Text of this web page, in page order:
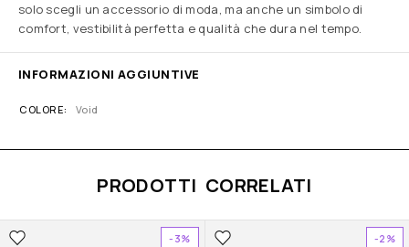
solo scegli un accessorio di moda, ma anche un simbolo di
comfort, vestibilità perfetta e qualità che dura nel tempo.
INFORMAZIONI AGGIUNTIVE
COLORE Void
PRODOTTI CORRELATI
-3% -2%